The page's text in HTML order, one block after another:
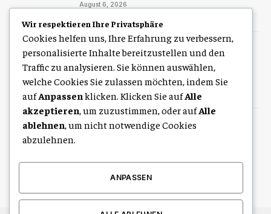
August 6, 2026
So finden Sie den richtigen
Angebotspreis für Ihre Immobilie in
Straubing
August 5, 2026
STIG ROCK Erfahrungen im Vergleich
Wir respektieren Ihre Privatsphäre
Cookies helfen uns, Ihre Erfahrung zu verbessern,
personalisierte Inhalte bereitzustellen und den
Traffic zu analysieren. Sie können auswählen,
welche Cookies Sie zulassen möchten, indem Sie
aufAnpassen klicken. Klicken Sie aufAlle
akzeptieren, um zuzustimmen, oder aufAlle
ablehnen, um nicht notwendige Cookies
abzulehnen.
ANPASSEN